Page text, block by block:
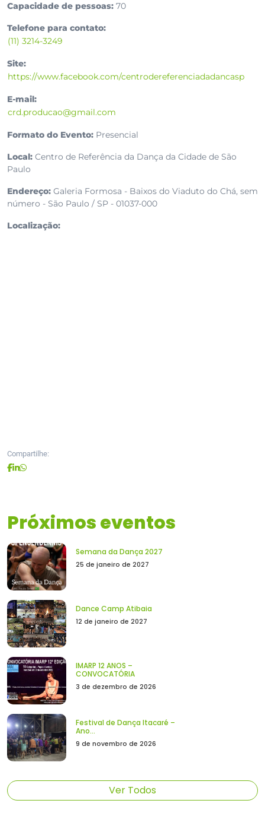
Capacidade de pessoas: 70
Telefone para contato:
(11) 3214-3249
Site:
https://www.facebook.com/centrodereferenciadadancasp
E-mail:
crd.producao@gmail.com
Formato do Evento: Presencial
Local: Centro de Referência da Dança da Cidade de São
Paulo
Endereço: Galeria Formosa - Baixos do Viaduto do Chá, sem
número - São Paulo / SP - 01037-000
Localização:
Compartilhe:
Próximos eventos
Semana da Dança 2027
25 de janeiro de 2027
Dance Camp Atibaia
12 de janeiro de 2027
IMARP 12 ANOS –
CONVOCATÓRIA
3 de dezembro de 2026
Festival de Dança Itacaré –
Ano...
9 de novembro de 2026
Ver Todos